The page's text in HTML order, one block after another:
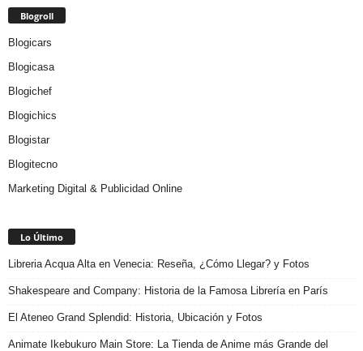
Blogroll
Blogicars
Blogicasa
Blogichef
Blogichics
Blogistar
Blogitecno
Marketing Digital & Publicidad Online
Lo Último
Libreria Acqua Alta en Venecia: Reseña, ¿Cómo Llegar? y Fotos
Shakespeare and Company: Historia de la Famosa Librería en París
El Ateneo Grand Splendid: Historia, Ubicación y Fotos
Animate Ikebukuro Main Store: La Tienda de Anime más Grande del